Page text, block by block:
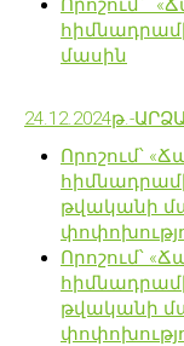
Որոշում՝
մասին
24.12.2024թ.-
Որոշում՝
թվականի
Որոշում՝
թվականի